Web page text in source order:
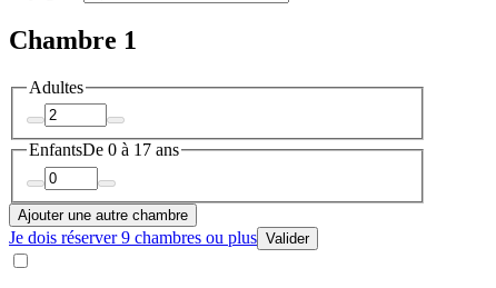
Chambre 1
Adultes
EnfantsDe 0 à 17 ans
Ajouter une autre chambre
Je dois réserver 9 chambres ou plus Valider